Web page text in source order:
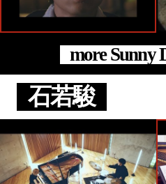
more Sunny
石若駿